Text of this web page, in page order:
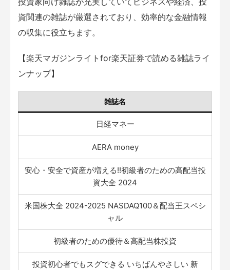
資関連の雑誌が厳選されており、効率的な金融情報
の収集に役立ちます。
【楽天マガジンライトfor楽天証券で読める雑誌ライ
ンナップ】
雑誌名
日経マネー
AERA money
安心・安全で資産が増える!!初級者のための高配当投
資大全 2024
米国株大全 2024-2025 NASDAQ100＆配当王スペシ
ャル
初級者のための優待＆高配当株投資
投資初心者でもスグできる いちばんやさしい 新